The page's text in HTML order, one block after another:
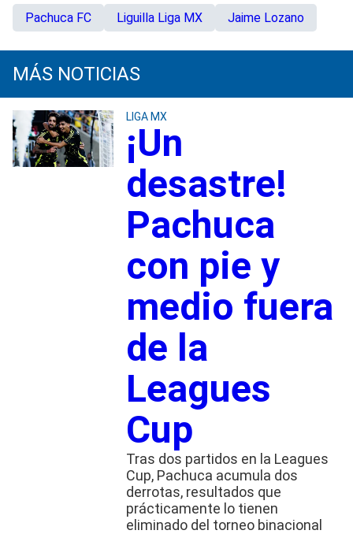
Pachuca FC Liguilla Liga MX Jaime Lozano
MÁS NOTICIAS
LIGA MX
¡Un
desastre!
Pachuca
con pie y
medio fuera
de la
Leagues
Cup
Tras dos partidos en la Leagues
Cup, Pachuca acumula dos
derrotas, resultados que
prácticamente lo tienen
eliminado del torneo binacional